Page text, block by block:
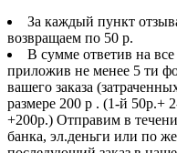
За каждый пункт
возвращаем по 50 р.
В сумме ответив на
приложив не менее 5 ти
вашего заказа
размере 200 р . (1-й 50р.+
+200р.) Отправим в
банка, эл.деньги или по